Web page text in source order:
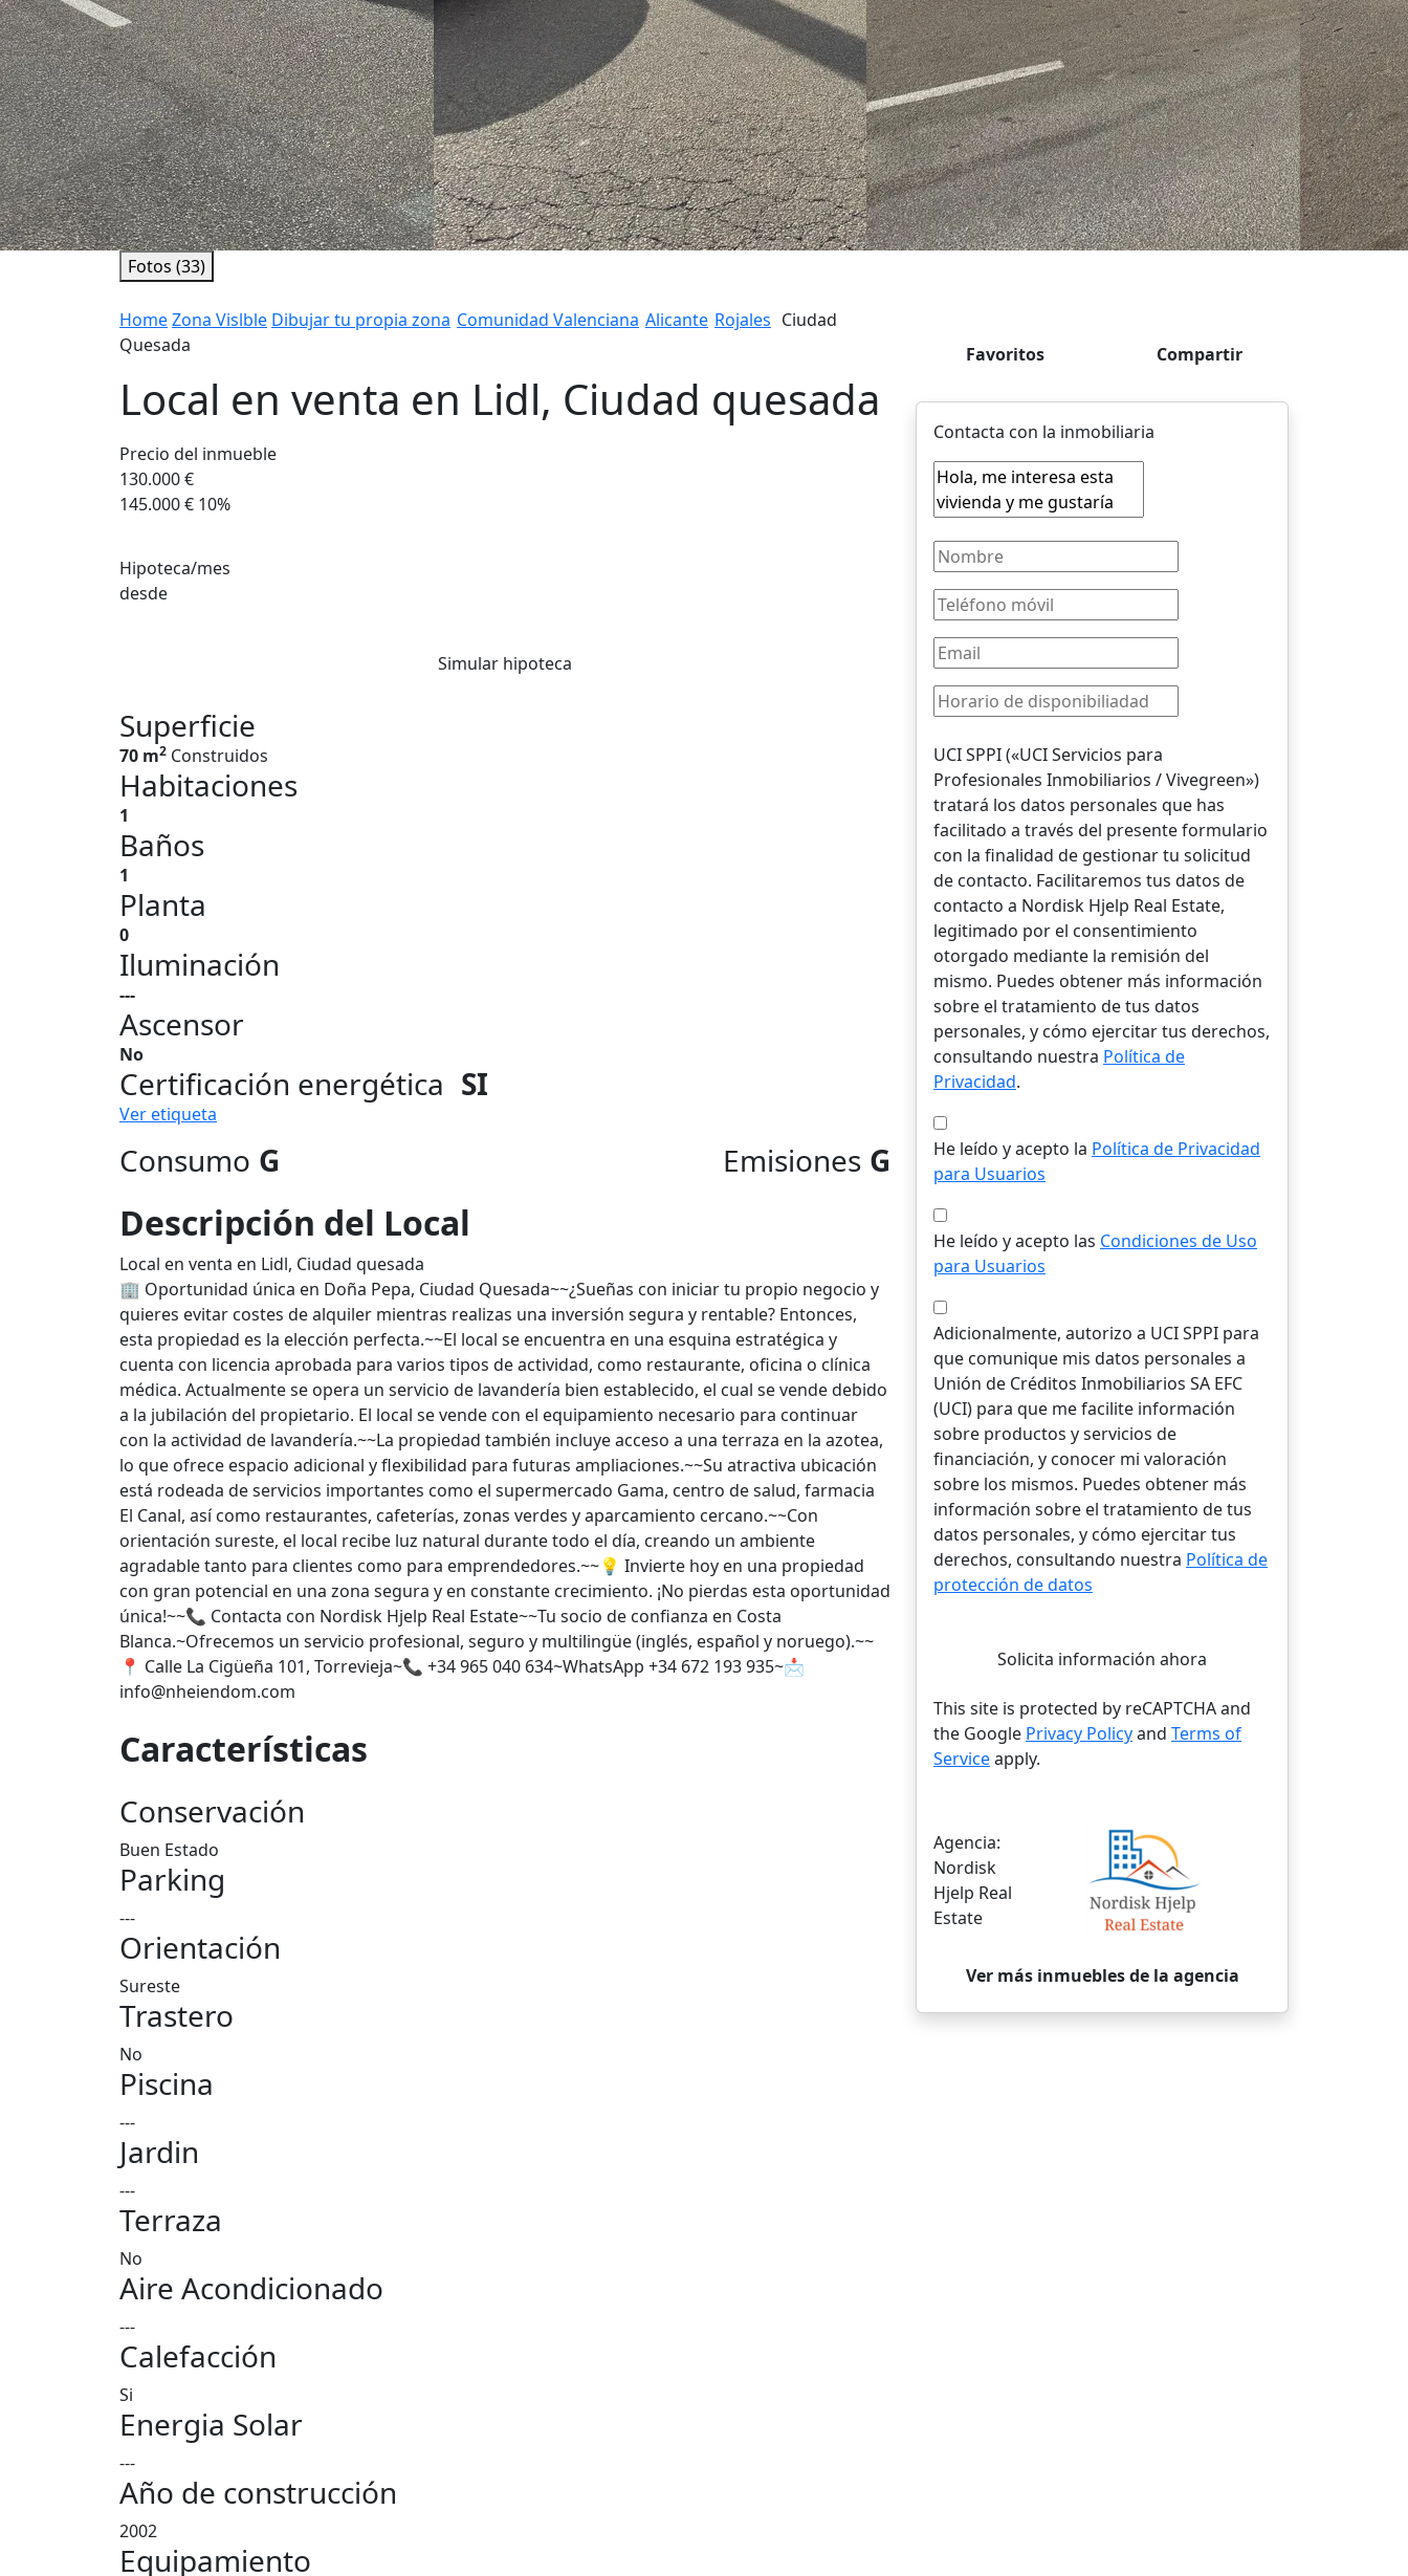
Fotos (33)
HomeZona Vislble Dibujar tu propia zona Comunidad Valenciana Alicante Rojales Ciudad
Quesada
Local en venta en Lidl, Ciudad quesada
Precio del inmueble
130.000 €
145.000 € 10%
Hipoteca/mes
desde
Simular hipoteca
Superficie
70 m2 Construidos
Habitaciones
1
Baños
1
Planta
0
Iluminación
---
Ascensor
No
Certificación energética SI
Ver etiqueta
Consumo G Emisiones G
Descripción del Local
Local en venta en Lidl, Ciudad quesada
🏢 Oportunidad única en Doña Pepa, Ciudad Quesada~~¿Sueñas con iniciar tu propio negocio y
quieres evitar costes de alquiler mientras realizas una inversión segura y rentable? Entonces,
esta propiedad es la elección perfecta.~~El local se encuentra en una esquina estratégica y
cuenta con licencia aprobada para varios tipos de actividad, como restaurante, oficina o clínica
médica. Actualmente se opera un servicio de lavandería bien establecido, el cual se vende debido
a la jubilación del propietario. El local se vende con el equipamiento necesario para continuar
con la actividad de lavandería.~~La propiedad también incluye acceso a una terraza en la azotea,
lo que ofrece espacio adicional y flexibilidad para futuras ampliaciones.~~Su atractiva ubicación
está rodeada de servicios importantes como el supermercado Gama, centro de salud, farmacia
El Canal, así como restaurantes, cafeterías, zonas verdes y aparcamiento cercano.~~Con
orientación sureste, el local recibe luz natural durante todo el día, creando un ambiente
agradable tanto para clientes como para emprendedores.~~💡 Invierte hoy en una propiedad
con gran potencial en una zona segura y en constante crecimiento. ¡No pierdas esta oportunidad
única!~~📞 Contacta con Nordisk Hjelp Real Estate~~Tu socio de confianza en Costa
Blanca.~Ofrecemos un servicio profesional, seguro y multilingüe (inglés, español y noruego).~~
📍 Calle La Cigüeña 101, Torrevieja~📞 +34 965 040 634~WhatsApp +34 672 193 935~📩
info@nheiendom.com
Características
Conservación
Buen Estado
Parking
---
Orientación
Sureste
Trastero
No
Piscina
---
Jardin
---
Terraza
No
Aire Acondicionado
---
Calefacción
Si
Energia Solar
---
Año de construcción
2002
Equipamiento
Favoritos Compartir
Contacta con la inmobiliaria
UCI SPPI («UCI Servicios para
Profesionales Inmobiliarios / Vivegreen»)
tratará los datos personales que has
facilitado a través del presente formulario
con la finalidad de gestionar tu solicitud
de contacto. Facilitaremos tus datos de
contacto a Nordisk Hjelp Real Estate,
legitimado por el consentimiento
otorgado mediante la remisión del
mismo. Puedes obtener más información
sobre el tratamiento de tus datos
personales, y cómo ejercitar tus derechos,
consultando nuestra Política de
Privacidad.
He leído y acepto la Política de Privacidad
para Usuarios
He leído y acepto las Condiciones de Uso
para Usuarios
Adicionalmente, autorizo a UCI SPPI para
que comunique mis datos personales a
Unión de Créditos Inmobiliarios SA EFC
(UCI) para que me facilite información
sobre productos y servicios de
financiación, y conocer mi valoración
sobre los mismos. Puedes obtener más
información sobre el tratamiento de tus
datos personales, y cómo ejercitar tus
derechos, consultando nuestra Política de
protección de datos
Solicita información ahora
This site is protected by reCAPTCHA and
the Google Privacy Policyand Terms of
Serviceapply.
Agencia:
Nordisk
Hjelp Real
Estate
Ver más inmuebles de la agencia